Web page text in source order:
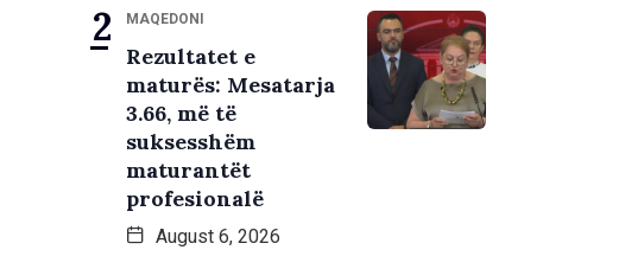
MAQEDONI
Rezultatet e
maturës: Mesatarja
3.66, më të
suksesshëm
maturantët
profesionalë
August 6, 2026